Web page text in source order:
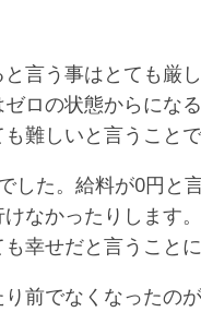
言う事はとても厳
ロの状態からにな
難しいと言うことで
した。給料が0円と
なかったりします
幸せだと言うこと
前でなくなったの